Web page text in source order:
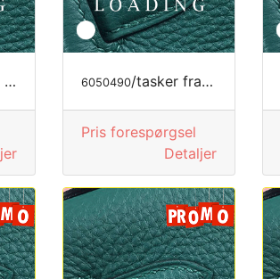
6050490/tasker fra JIMMY CHOO
Pris forespørgsel
Detaljer